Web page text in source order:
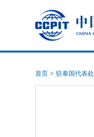
首页 > 驻泰国代表处